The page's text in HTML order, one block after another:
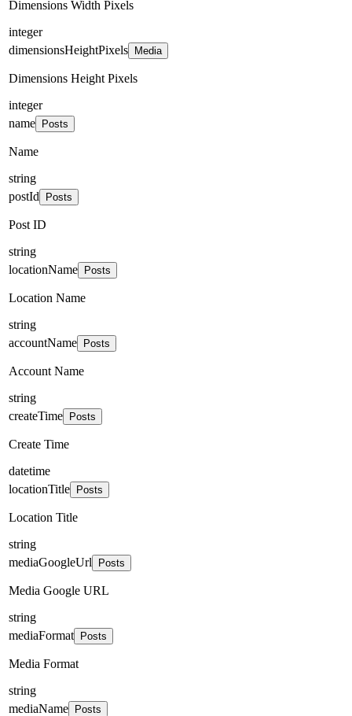
Dimensions Width Pixels
integer
dimensionsHeightPixels
Media
Dimensions Height Pixels
integer
name
Posts
Name
string
postId
Posts
Post ID
string
locationName
Posts
Location Name
string
accountName
Posts
Account Name
string
createTime
Posts
Create Time
datetime
locationTitle
Posts
Location Title
string
mediaGoogleUrl
Posts
Media Google URL
string
mediaFormat
Posts
Media Format
string
mediaName
Posts